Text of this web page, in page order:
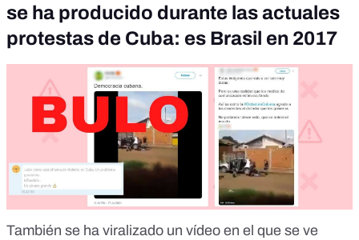
se ha producido durante las actuales
protestas de Cuba: es Brasil en 2017
También se ha viralizado un vídeo en el que se ve